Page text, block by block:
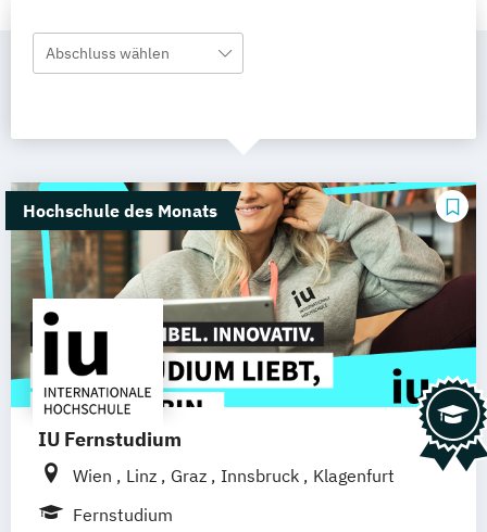
Abschluss wählen
Hochschule des Monats
IU Fernstudium
Wien Linz Graz Innsbruck
Klagenfurt
Fernstudium